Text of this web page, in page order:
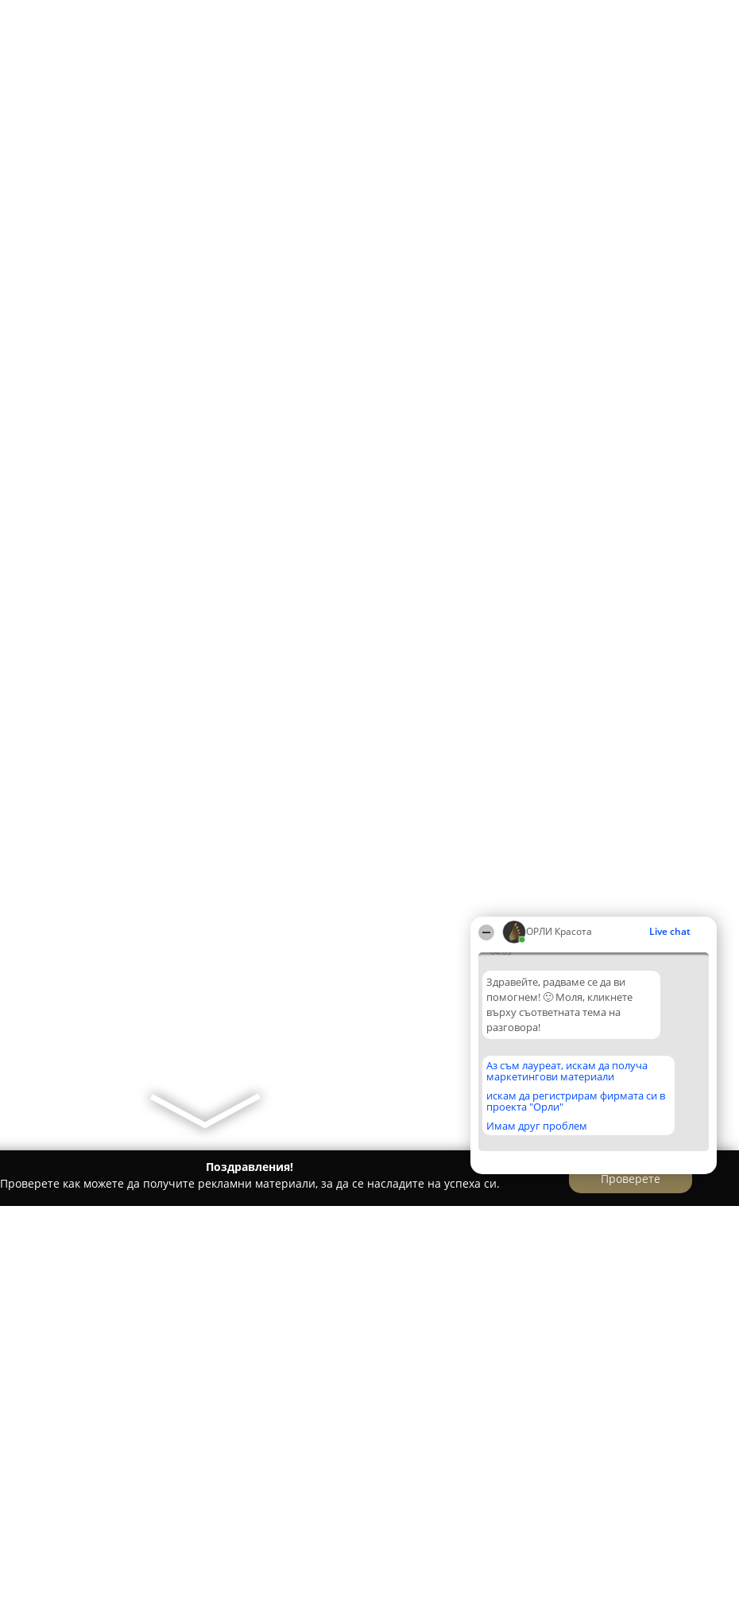
ОРЛИ Красота Live chat
04:05
Здравейте, радваме се да ви
помогнем! 🙂 Моля, кликнете
върху съответната тема на
разговора!
Аз съм лауреат, искам да получа
маркетингови материали
искам да регистрирам фирмата си в
проекта "Орли"
Имам друг проблем
Поздравления!
Проверете как можете да получите рекламни материали, за да се насладите на успеха си.
Проверете